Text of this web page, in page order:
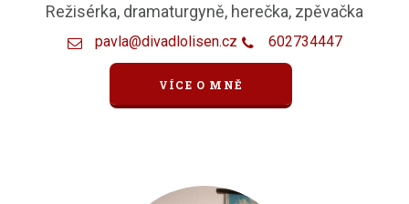
Režisérka, dramaturgyně, herečka, zpěvačka
pavla@divadlolisen.cz 602734447
VÍCE O MNĚ